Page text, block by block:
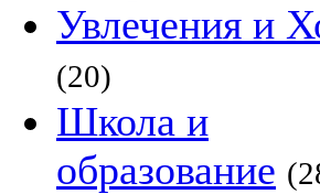
Увлечения и
(20)
Школа и
образование